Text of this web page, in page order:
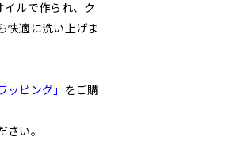
イルで作られ、ク
快適に洗い上げま
ッピング」 をご購
さい。